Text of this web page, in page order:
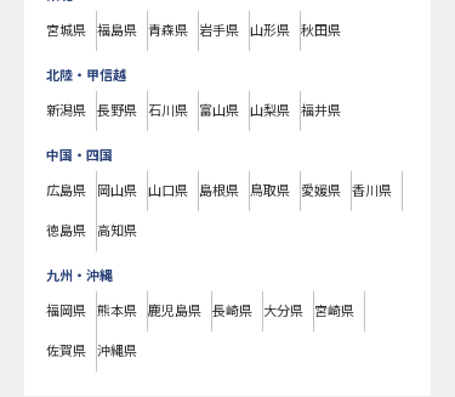
宮城県 福島県 青森県 岩手県 山形県 秋田県
北陸・甲信越
新潟県 長野県 石川県 富山県 山梨県 福井県
中国・四国
広島県 岡山県 山口県 島根県 鳥取県 愛媛県 香川県
徳島県 高知県
九州・沖縄
福岡県 熊本県 鹿児島県 長崎県 大分県 宮崎県
佐賀県 沖縄県